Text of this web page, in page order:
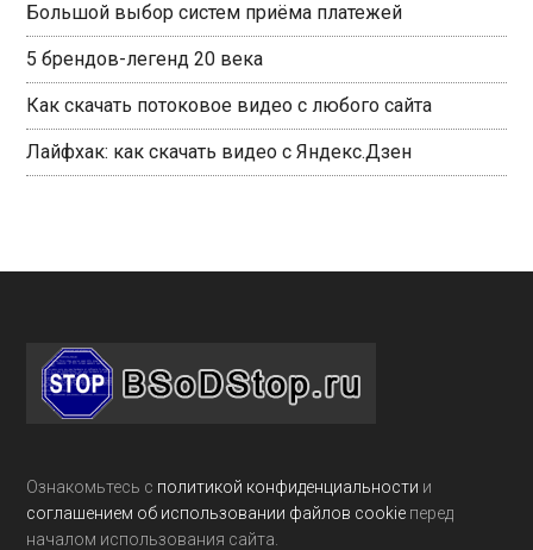
Большой выбор систем приёма платежей
5 брендов-легенд 20 века
Как скачать потоковое видео с любого сайта
Лайфхак: как скачать видео с Яндекс.Дзен
Footer
Ознакомьтесь с политикой конфиденциальности и
соглашением об использовании файлов cookie перед
началом использования сайта.